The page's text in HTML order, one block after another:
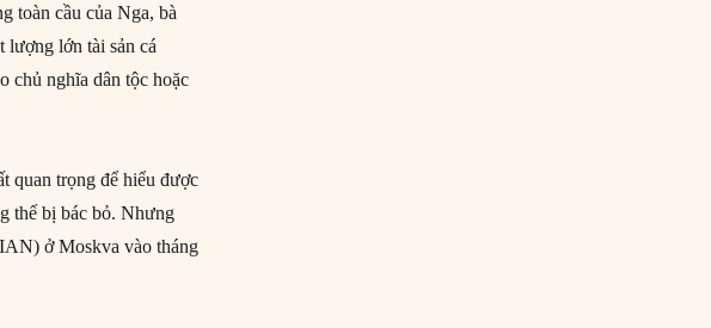
toàn cầu của Nga, bà
lượng lớn tài sản cá
chủ nghĩa dân tộc hoặc
quan trọng để hiểu được
thể bị bác bỏ. Nhưng
ở Moskva vào tháng
bạc và cuộc chiến của Putin với giới khoa học Nga”